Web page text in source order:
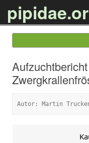
Autor: Martin